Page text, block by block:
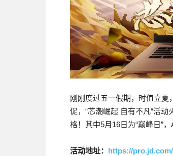
刚刚度过五一假期，时值立
促，“芯潮崛起 自有不凡“活
格！其中5月16日为“巅峰日”
活动地址： https://